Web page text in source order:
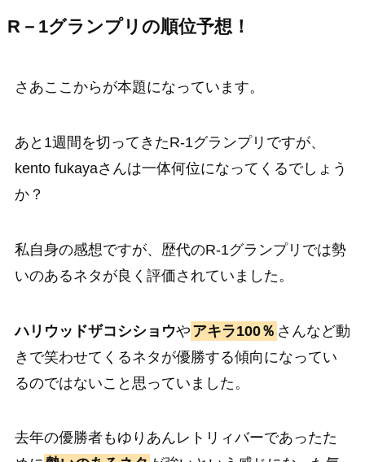
R－1グランプリの順位予想！
さあここからが本題になっています。
あと1週間を切ってきたR-1グランプリですが、
kento fukayaさんは一体何位になってくるでしょう
か？
私自身の感想ですが、歴代のR-1グランプリでは勢
いのあるネタが良く評価されていました。
ハリウッドザコシショウや アキラ100％ さんなど動
きで笑わせてくるネタが優勝する傾向になってい
るのではないこと思っていました。
去年の優勝者もゆりあんレトリィバーであったた